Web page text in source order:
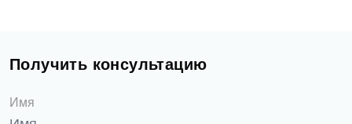
Получить консультацию
Имя